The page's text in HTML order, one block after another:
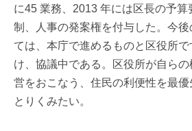
に45 業務、2013 年には区長の予算
制、人事の発案権を付与した。今
ては、本庁で進めるものと区役所
け、協議中である。区役所が自ら
営をおこなう、住民の利便性を最
とりくみたい。